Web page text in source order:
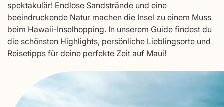
spektakulär! Endlose Sandstrände und eine
beeindruckende Natur machen die Insel zu einem Muss
beim Hawaii-Inselhopping. In unserem Guide findest du
die schönsten Highlights, persönliche Lieblingsorte und
Reisetipps für deine perfekte Zeit auf Maui!